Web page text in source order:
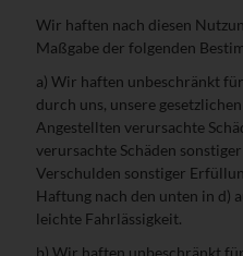
Wir haften nach diesen
Maßgabe der folgenden
a) Wir haften unbeschränkt
durch uns, unsere
Angestellten verursachte
verursachte Schäden
Verschulden sonstiger
Haftung nach den unten in d)
leichte Fahrlässigkeit.
b) Wir haften unbeschränkt